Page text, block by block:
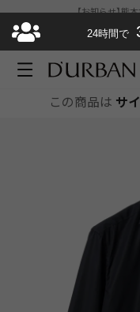
【お知らせ】熊
ダーバン公式オンライン
無料
お
この商品は サ
24時間で